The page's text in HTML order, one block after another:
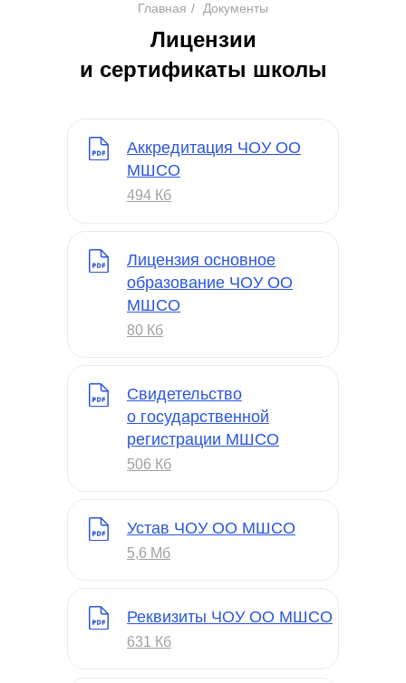
Главная / Документы
Лицензии
и сертификаты школы
Аккредитация ЧОУ ОО
МШСО
494 Кб
Лицензия основное
образование ЧОУ ОО
МШСО
80 Кб
Свидетельство
о государственной
регистрации МШСО
506 Кб
Устав ЧОУ ОО МШСО
5,6 Мб
Реквизиты ЧОУ ОО МШСО
631 Кб